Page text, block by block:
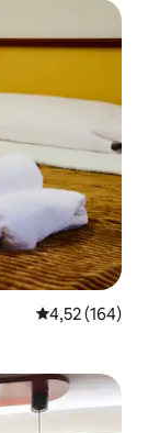
Gemiddelde
4,52 (164)